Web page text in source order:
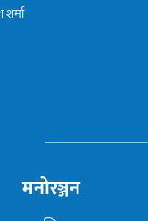
मनोरञ्जन